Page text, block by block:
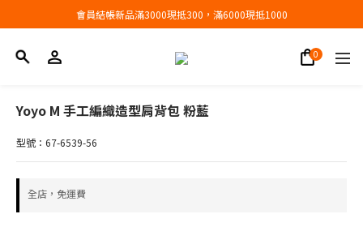
會員結帳新品滿3000現抵300，滿6000現抵1000
會員結帳新品滿3000現抵300，滿6000現抵1000
Yoyo M 手工編織造型肩背包 粉藍
型號：67-6539-56
全店，免運費